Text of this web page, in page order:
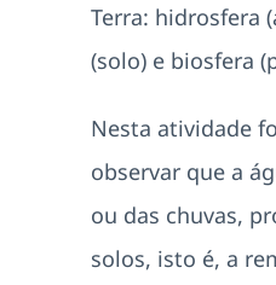
Terra: hidrosfera
(solo) e biosfera
Nesta atividade
observar que a
ou das chuvas,
solos, isto é, a